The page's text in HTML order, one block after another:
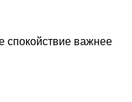
спокойствие важнее